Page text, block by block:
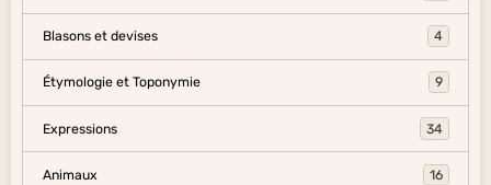
Blasons et devises 4
Étymologie et Toponymie 9
Expressions 34
Animaux 16